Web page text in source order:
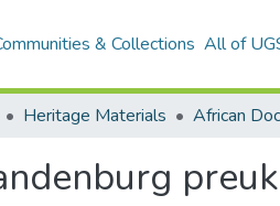
& Collections All of
Heritage Materials African